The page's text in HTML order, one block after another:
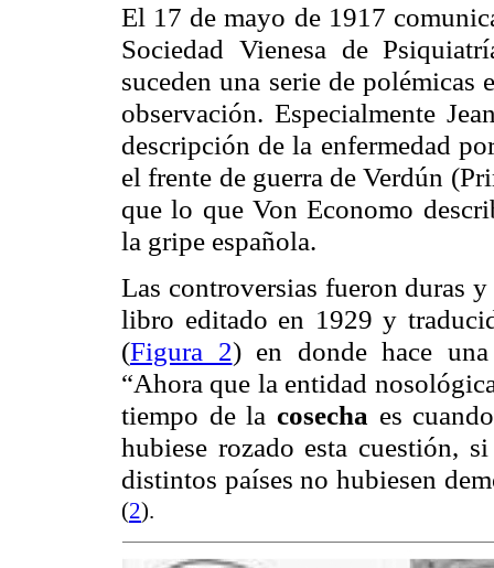
El 17 de mayo de 1917
Sociedad Vienesa de
suceden una serie de
observación. Especialmente
descripción de la enfermedad
el frente de guerra deVerdún
que lo que VonEconomo
la gripe española.
Las controversias fueron duras
libro editado en 1929 y
(Figura 2) en donde hace
“Ahora que la entidad
tiempo de la cosecha es
hubiese rozado esta cuestión,
distintos países no hubiesen
(2).